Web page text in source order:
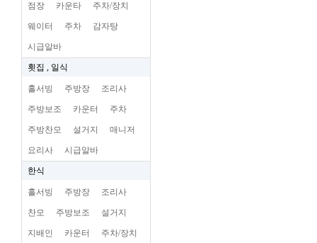
점장 카운타 주차/장치
웨이터 주차 감자탕
시급알바
횟집 , 일식
홀서빙 주방장 조리사
주방보조 카운터 주차
주방찬모 설거지 매니저
요리사 시급알바
한식
홀서빙 주방장 조리사
찬모 주방보조 설거지
지배인 카운터 주차/장치